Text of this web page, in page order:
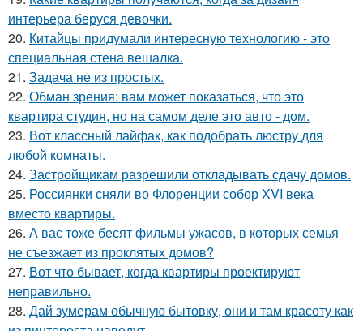
интерьера беруся девочки.
20. Китайцы придумали интересную технологию - это
специальная стена вешалка.
21. Задача не из простых.
22. Обман зрения: вам может показаться, что это
квартира студия, но на самом деле это авто - дом.
23. Вот классный лайфак, как подобрать люстру для
любой комнаты.
24. Застройщикам разрешили откладывать сдачу домов.
25. Россиянки сняли во Флоренции собор XVI века
вместо квартиры.
26. А вас тоже бесят фильмы ужасов, в которых семья
не съезжает из проклятых домов?
27. Вот что бывает, когда квартиры проектируют
неправильно.
28. Дай зумерам обычную бытовку, они и там красоту как